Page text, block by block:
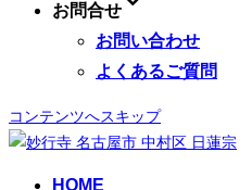
お問合せ
お問い合わせ
よくあるご質問
コンテンツへスキップ
HOME